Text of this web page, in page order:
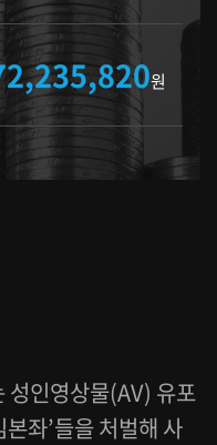
원
성인영상물(AV) 유포
좌’들을 처벌해 사